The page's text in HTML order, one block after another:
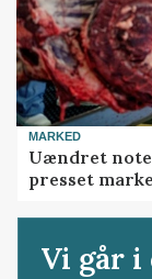
MARKED
Uændret
presset
Vi går i